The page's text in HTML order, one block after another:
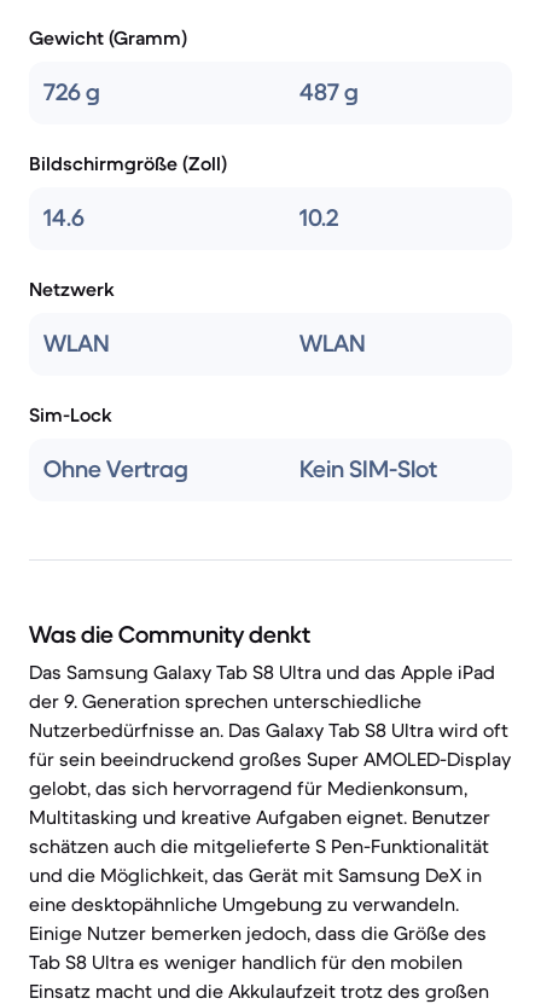
Gewicht (Gramm)
726 g 487 g
Bildschirmgröße (Zoll)
14.6 10.2
Netzwerk
WLAN WLAN
Sim-Lock
Ohne Vertrag Kein SIM-Slot
Was die Community denkt
Das Samsung Galaxy Tab S8 Ultra und das Apple iPad
der 9. Generation sprechen unterschiedliche
Nutzerbedürfnisse an. Das Galaxy Tab S8 Ultra wird oft
für sein beeindruckend großes Super AMOLED-Display
gelobt, das sich hervorragend für Medienkonsum,
Multitasking und kreative Aufgaben eignet. Benutzer
schätzen auch die mitgelieferte S Pen-Funktionalität
und die Möglichkeit, das Gerät mit Samsung DeX in
eine desktopähnliche Umgebung zu verwandeln.
Einige Nutzer bemerken jedoch, dass die Größe des
Tab S8 Ultra es weniger handlich für den mobilen
Einsatz macht und die Akkulaufzeit trotz des großen